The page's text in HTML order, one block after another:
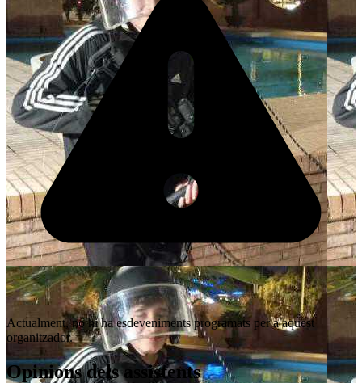
Actualment, no hi ha esdeveniments programats per a aquest
organitzador.
Opinions dels assistents